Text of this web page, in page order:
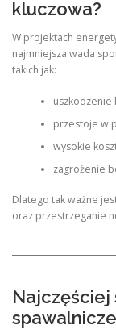
kluczowa?
W projektach
najmniejsza wada
takich jak:
uszkodzenie
przestoje w
wysokie
zagrożenie
Dlatego tak ważne
oraz przestrzeganie
spawalnicze